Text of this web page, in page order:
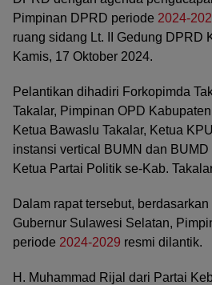
Pimpinan DPRD periode 2024-
ruang sidang Lt. II Gedung DPRD
Kamis, 17 Oktober 2024.
Pelantikan dihadiri Forkopimda
Takalar, Pimpinan OPD
Ketua Bawaslu Takalar, Ketua
instansi vertical BUMN dan BUMD
Ketua Partai Politik se-Kab.
Dalam rapat tersebut,
Gubernur Sulawesi Selatan,
periode 2024-2029 resmi dilantik.
H. Muhammad Rijal dari Partai